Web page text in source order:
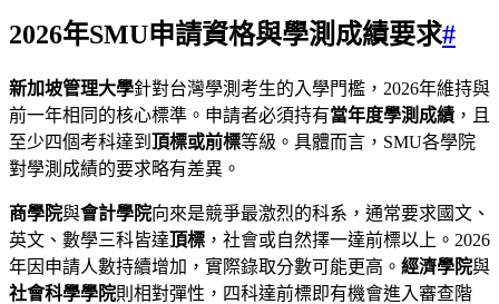
2026年SMU申請資格與學測成績要求#
新加坡管理大學針對台灣學測考生的入學門檻，2026年維持與
前一年相同的核心標準。申請者必須持有當年度學測成績 ，且
至少四個考科達到 頂標或前標等級。具體而言，SMU各學院
對學測成績的要求略有差異。
商學院與會計學院向來是競爭最激烈的科系，通常要求國文、
英文、數學三科皆達頂標 ，社會或自然擇一達前標以上。2026
年因申請人數持續增加，實際錄取分數可能更高。 經濟學院與
社會科學學院則相對彈性，四科達前標即有機會進入審查階